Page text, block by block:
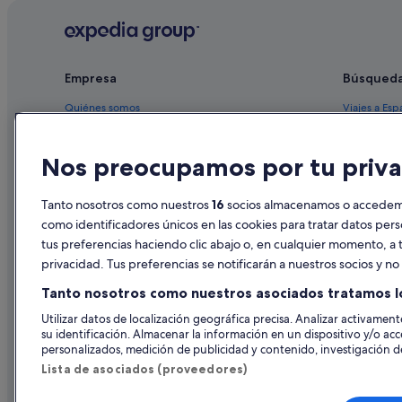
Empresa
Quiénes somos
Anuncia tu alojamiento
Prensa
Viajes a
Alquileres
Vuelos
Alquiler de
Nos preocupamos por tu
Tanto nosotros como nuestros16 socios almacenamos o
como identificadores únicos en las cookies para tratar datos
tus preferencias haciendo clic abajo o, en cualquier momento,
privacidad. Tus preferencias se notificarán a nuestros socios y
Tanto nosotros como nuestros asociados tratamos
Utilizar datos de localización geográfica precisa. Analizar
su identificación. Almacenar la información en un dispositivo y/o
personalizados, medición de publicidad y contenido, investigación
Lista de asociados (proveedores)